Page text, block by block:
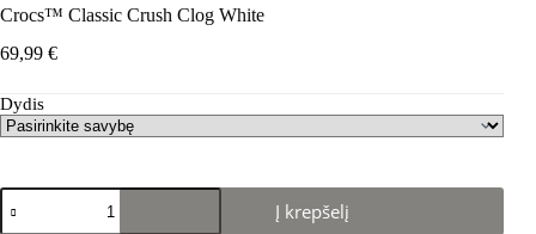
Crocs™ Classic Crush Clog White
69,99 €
Dydis
produkto
kiekis:
Į krepšelį